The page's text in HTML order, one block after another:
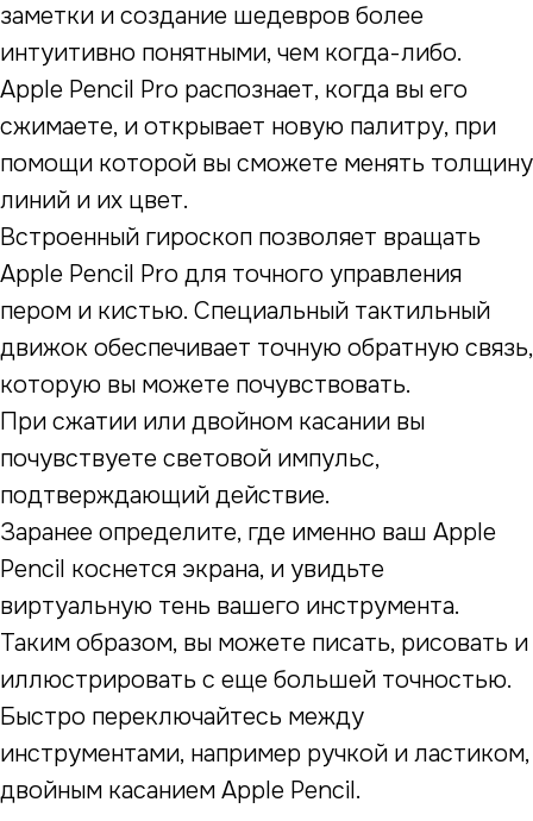
заметки и создание шедевров более
интуитивно понятными, чем когда-либо.
Apple Pencil Pro распознает, когда вы его
сжимаете, и открывает новую палитру, при
помощи которой вы сможете менять толщину
линий и их цвет.
Встроенный гироскоп позволяет вращать
Apple Pencil Pro для точного управления
пером и кистью. Специальный тактильный
движок обеспечивает точную обратную связь,
которую вы можете почувствовать.
При сжатии или двойном касании вы
почувствуете световой импульс,
подтверждающий действие.
Заранее определите, где именно ваш Apple
Pencil коснется экрана, и увидьте
виртуальную тень вашего инструмента.
Таким образом, вы можете писать, рисовать и
иллюстрировать с еще большей точностью.
Быстро переключайтесь между
инструментами, например ручкой и ластиком,
двойным касанием Apple Pencil.